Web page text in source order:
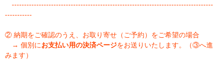
----------------------------------------------------------------------------------
-----------
② 納期をご確認のうえ、お取り寄せ（ご予約）をご希望の場合
→ 個別にお支払い用の決済ページをお送りいたします。（③へ進
みます）